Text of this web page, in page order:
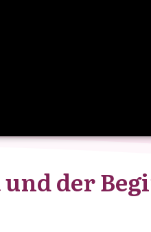
und der